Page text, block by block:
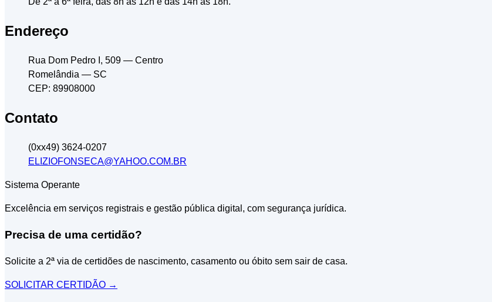
Endereço
Rua Dom Pedro I, 509 — Centro
Romelândia — SC
CEP: 89908000
Contato
(0xx49) 3624-0207
ELIZIOFONSECA@YAHOO.COM.BR
Sistema Operante
Excelência em serviços registrais e gestão pública digital, com segurança jurídica.
Precisa de uma certidão?
Solicite a 2ª via de certidões de nascimento, casamento ou óbito sem sair de casa.
SOLICITAR CERTIDÃO →